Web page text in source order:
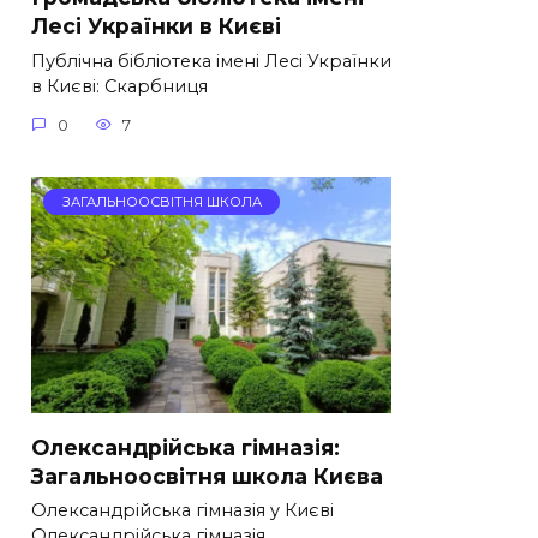
Лесі Українки в Києві
Публічна бібліотека імені Лесі Українки
в Києві: Скарбниця
0 7
ЗАГАЛЬНООСВІТНЯ ШКОЛА
Олександрійська гімназія:
Загальноосвітня школа Києва
Олександрійська гімназія у Києві